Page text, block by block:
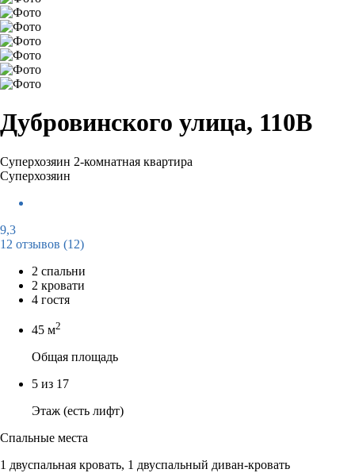
Дубровинского улица, 110В
Суперхозяин 2-комнатная квартира
Суперхозяин
9,3
12 отзывов (12)
2 спальни
2 кровати
4 гостя
45 м2
Общая площадь
5 из 17
Этаж (есть лифт)
Спальные места
1 двуспальная кровать, 1 двуспальный диван-кровать